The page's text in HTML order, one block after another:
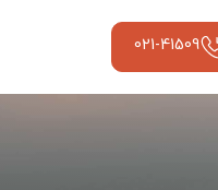
021-41509